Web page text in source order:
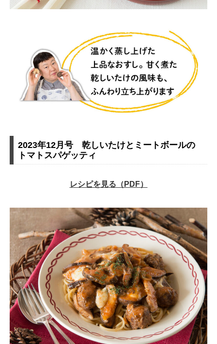
2023年12月号 乾しいたけとミートボールの
トマトスパゲッティ
レシピを見る（PDF）